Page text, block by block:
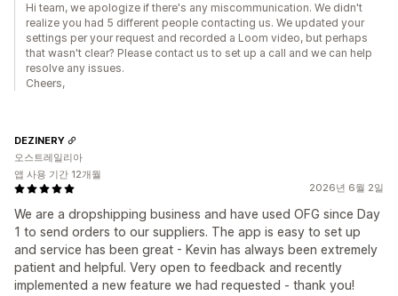
Hi team, we apologize if there's any miscommunication. We didn't
realize you had 5 different people contacting us. We updated your
settings per your request and recorded a Loom video, but perhaps
that wasn't clear? Please contact us to set up a call and we can help
resolve any issues.
Cheers,
2026년 6월 2일
We are a dropshipping business and have used OFG since Day
1 to send orders to our suppliers. The app is easy to set up
and service has been great - Kevin has always been extremely
patient and helpful. Very open to feedback and recently
implemented a new feature we had requested - thank you!
DEZINERY
오스트레일리아
앱 사용 기간 12개월